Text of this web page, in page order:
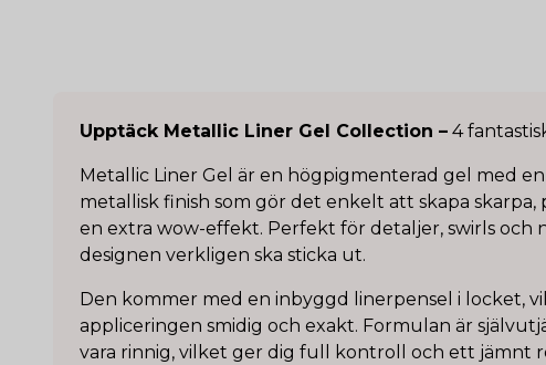
Upptäck Metallic Liner Gel Collection – 4
Metallic Liner Gel är en högpigmenterad gel med
metallisk finish som gör det enkelt att skapa skarpa,
en extra wow-effekt. Perfekt för detaljer, swirls och
designen verkligen ska sticka ut.
Den kommer med en inbyggd linerpensel i locket,
appliceringen smidig och exakt. Formulan är
vara rinnig, vilket ger dig full kontroll och ett jämnt